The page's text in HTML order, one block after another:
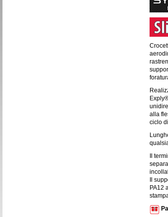
alla
ciclo
Il
Il
PA12